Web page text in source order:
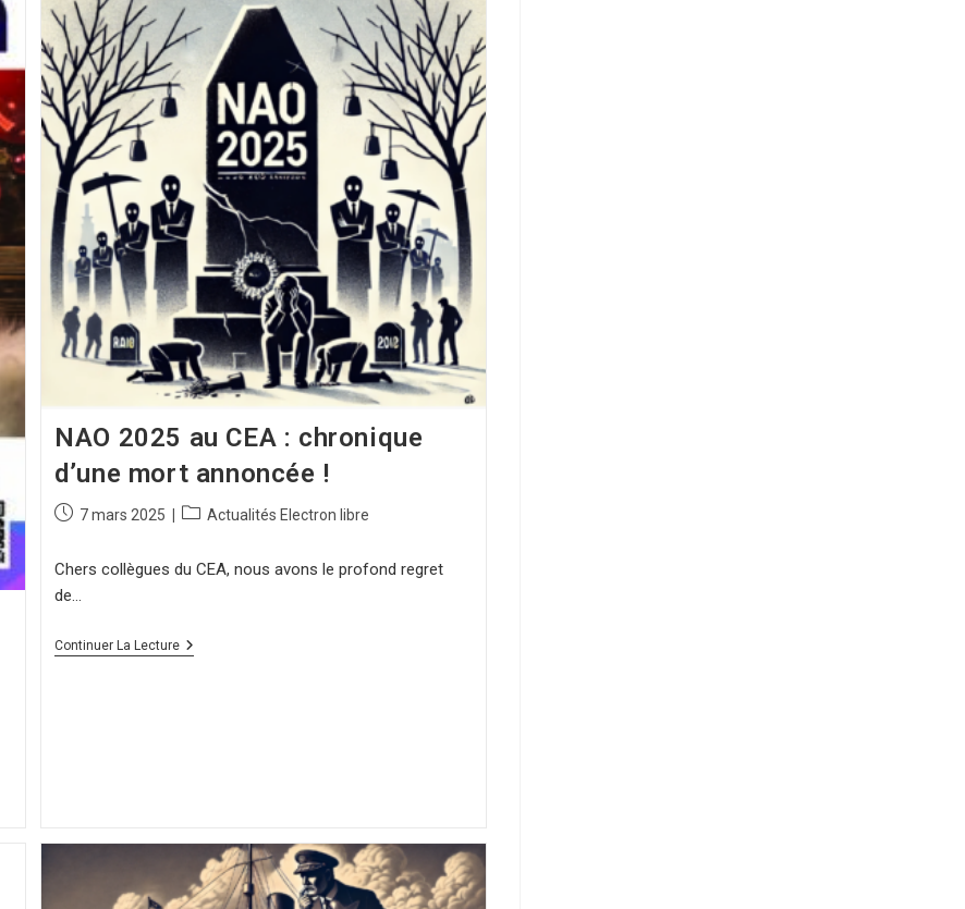
NAO 2025 au CEA : chronique
d’une mort annoncée !
7 mars 2025 Actualités Electron libre
Chers collègues du CEA, nous avons le profond regret
de…
Continuer La Lecture